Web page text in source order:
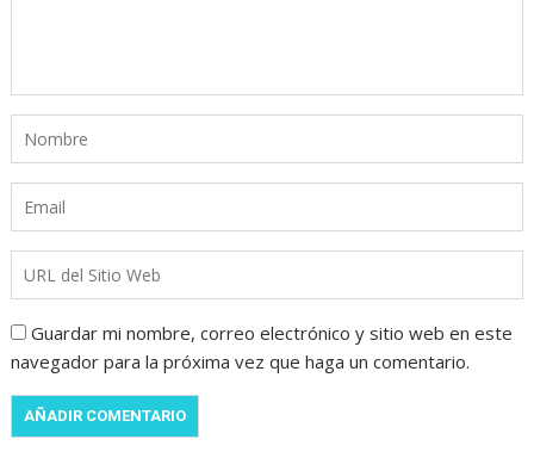
Guardar mi nombre, correo electrónico y sitio web en este
navegador para la próxima vez que haga un comentario.